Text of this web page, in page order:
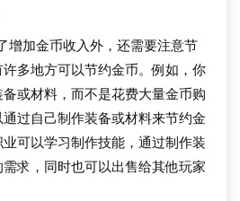
增加金币收入外，还需要注意节
多地方可以节约金币。例如，你
或材料，而不是花费大量金币购
过自己制作装备或材料来节约金
可以学习制作技能，通过制作装
求，同时也可以出售给其他玩家